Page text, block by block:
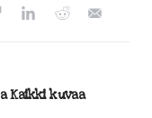
Kaikki kuvaa